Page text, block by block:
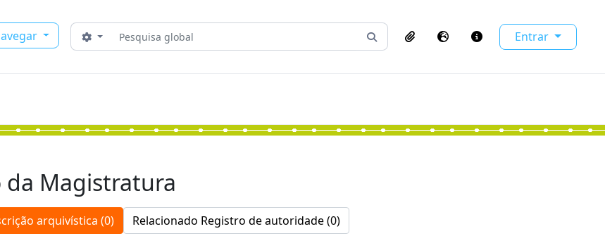
Buscar
Opções de busca Busque na página de navegação
ClipboardIdioma Atalhos Entrar
da Magistratura
arquivística (0) Relacionado Registro de autoridade (0)